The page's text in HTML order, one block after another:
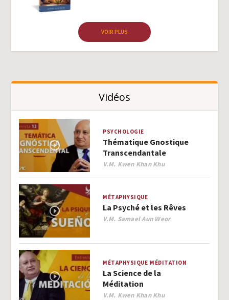
VOIR PLUS
Vidéos
PSYCHOLOGIE
Thématique Gnostique
Transcendantale
Author
V.M. Kwen Khan Khu
MÉTAPHYSIQUE
La Psyché et les Rêves
Author
V.M. Samael Aun Weor
MÉTAPHYSIQUE MÉDITATION
La Science de la
Méditation
Author
V.M. Kwen Khan Khu